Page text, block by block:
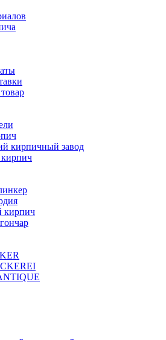
кирпичный завод
кирпич